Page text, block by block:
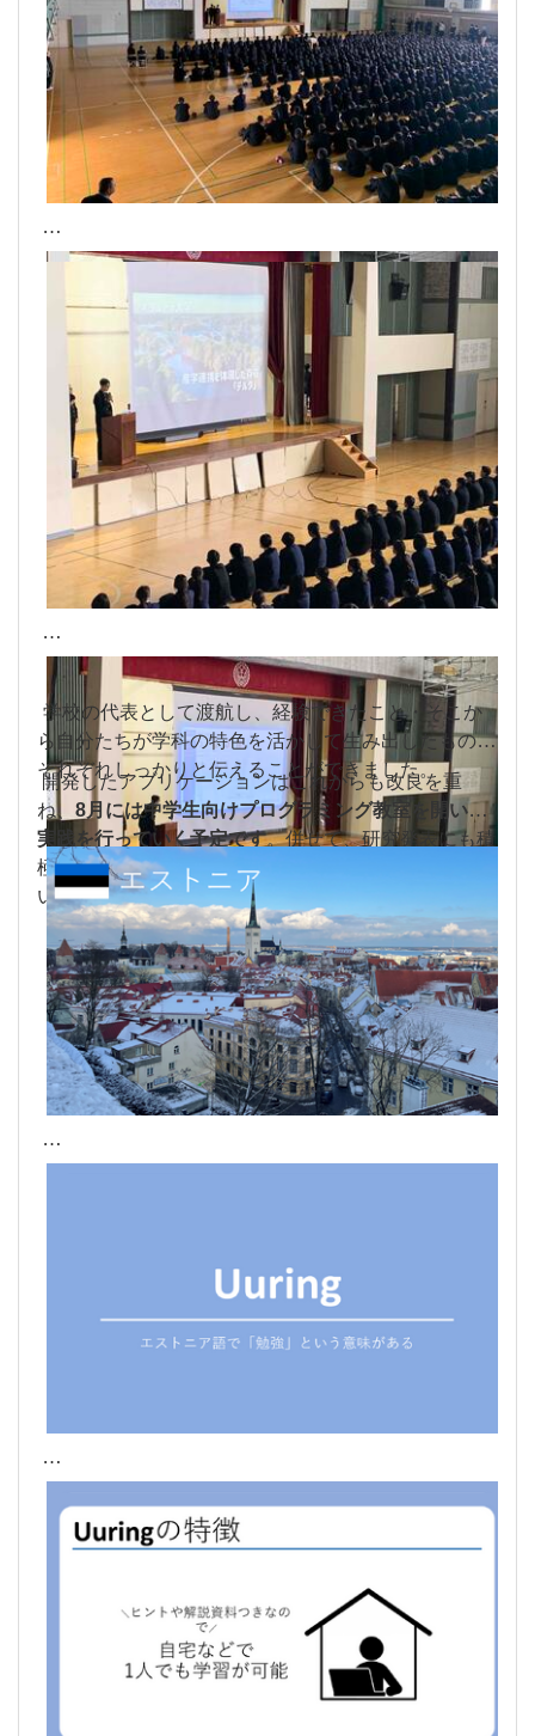
学校の代表として渡航し、経験できたこと・そこか
ら自分たちが学科の特色を活かして生み出したものを
それぞれしっかりと伝えることができました。
開発したアプリケーションはこれからも改良を重
ね、 8月には中学生向けプログラミング教室を開いて
実践を行っていく予定です。併せて、研究発表にも積
極的に参加し、様々な意見を取り入れていきたいと思
います。